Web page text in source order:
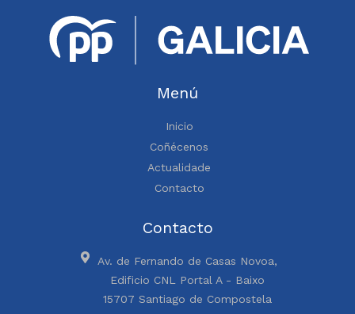
Menú
Inicio
Coñécenos
Actualidade
Contacto
Contacto
Av. de Fernando de Casas Novoa,
Edificio CNL Portal A - Baixo
15707 Santiago de Compostela